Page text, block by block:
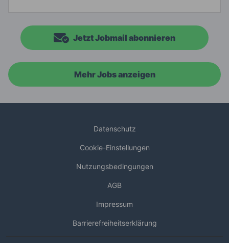
Jetzt Jobmail abonnieren
Mehr Jobs anzeigen
Datenschutz
Cookie-Einstellungen
Nutzungsbedingungen
AGB
Impressum
Barrierefreiheitserklärung